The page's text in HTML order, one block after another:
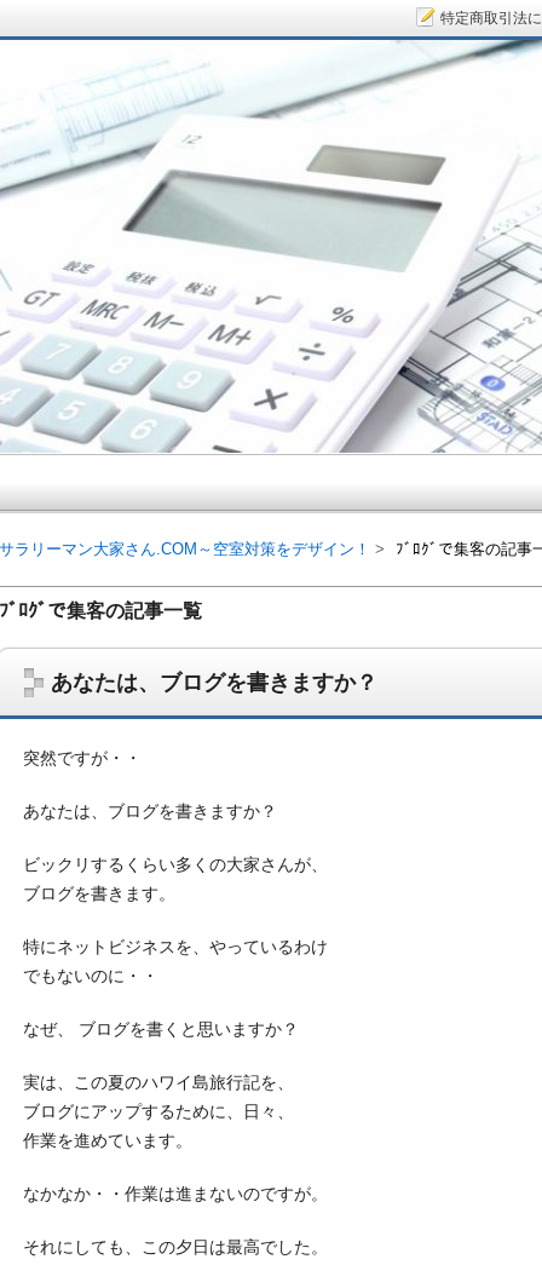
ﾌﾞﾛｸﾞで集客の記事一覧
あなたは、ブログを書きますか？
突然ですが・・
あなたは、ブログを書きますか？
ビックリするくらい多くの大家さんが、
ブログを書きます。
特にネットビジネスを、やっているわけ
でもないのに・・
なぜ、 ブログを書くと思いますか？
実は、この夏のハワイ島旅行記を、
ブログにアップするために、日々、
作業を進めています。
なかなか・・作業は進まないのですが。
それにしても、この夕日は最高でした。
サラリーマン大家さん.COM～空室対策をデザイン！ ﾌﾞﾛｸﾞで集客の記事
サラリーマン大家さん.COM～空
ム、大家さん自ら行うネット集客、コンセプト賃貸の導入を研究する
on書籍出版、多拠点居住の暮らしぶり、旅行業務取扱管理者、宅建等
特定商取引法